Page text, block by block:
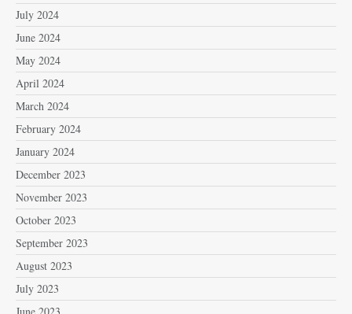
July 2024
June 2024
May 2024
April 2024
March 2024
February 2024
January 2024
December 2023
November 2023
October 2023
September 2023
August 2023
July 2023